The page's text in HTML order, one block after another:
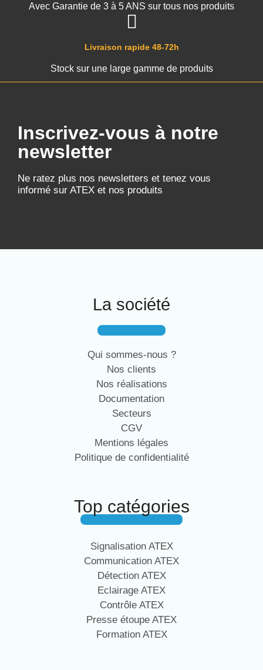
Livraison rapide 48-72h
Stock sur une large gamme de produits
Avec Garantie de 3 à 5 ANS sur tous nos produits
Inscrivez-vous à notre
newsletter
Ne ratez plus nos newsletters et tenez vous
informé sur ATEX et nos produits
La société
Qui sommes-nous ?
Nos clients
Nos réalisations
Documentation
Secteurs
CGV
Mentions légales
Politique de confidentialité
Top catégories
Signalisation ATEX
Communication ATEX
Détection ATEX
Eclairage ATEX
Contrôle ATEX
Presse étoupe ATEX
Formation ATEX